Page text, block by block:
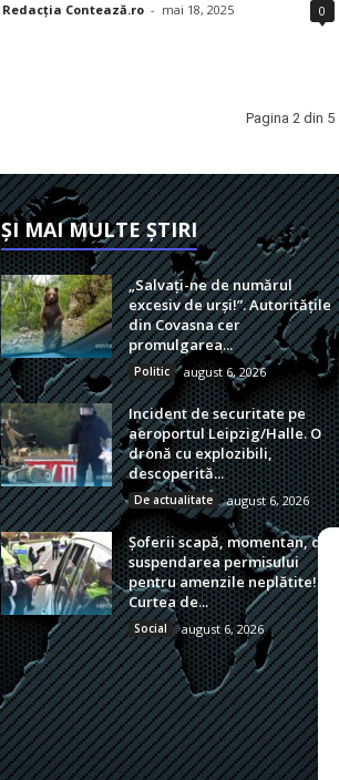
Redacția Contează.ro - mai 18, 2025 0
Pagina 2 din 5
ȘI MAI MULTE ȘTIRI
„Salvați-ne de numărul
excesiv de urși!”. Autoritățile
din Covasna cer
promulgarea...
Politic august 6, 2026
Incident de securitate pe
aeroportul Leipzig/Halle. O
dronă cu explozibili,
descoperită...
De actualitate august 6, 2026
Șoferii scapă, momentan, de
suspendarea permisului
pentru amenzile neplătite!
Curtea de...
Social august 6, 2026